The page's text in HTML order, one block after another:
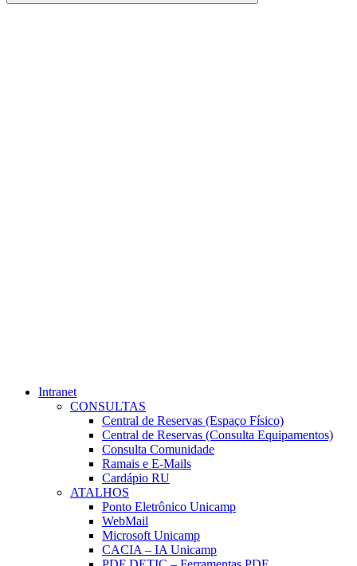
Buscar
Intranet
CONSULTAS
Central de Reservas (Espaço Físico)
Central de Reservas (Consulta Equipamentos)
Consulta Comunidade
Ramais e E-Mails
Cardápio RU
ATALHOS
Ponto Eletrônico Unicamp
WebMail
Microsoft Unicamp
CACIA – IA Unicamp